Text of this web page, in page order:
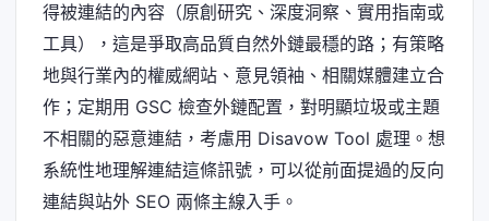
得被連結的內容（原創研究、深度洞察、實用指南或
工具），這是爭取高品質自然外鏈最穩的路；有策略
地與行業內的權威網站、意見領袖、相關媒體建立合
作；定期用 GSC 檢查外鏈配置，對明顯垃圾或主題
不相關的惡意連結，考慮用 Disavow Tool 處理。想
系統性地理解連結這條訊號，可以從前面提過的反向
連結與站外 SEO 兩條主線入手。